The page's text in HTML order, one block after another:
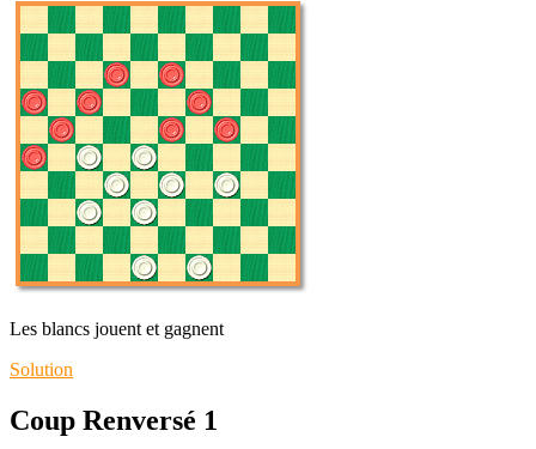
Les blancs jouent et gagnent
Solution
Coup Renversé 1